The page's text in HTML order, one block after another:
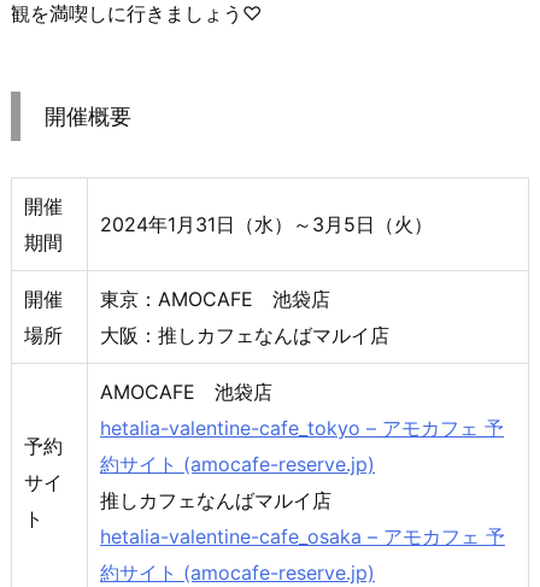
観を満喫しに行きましょう♡
開催概要
開催
期間
2024年1月31日（水）～3月5日（火）
開催
場所
東京：AMOCAFE 池袋店
大阪：推しカフェなんばマルイ店
予約
サイ
ト
AMOCAFE 池袋店
hetalia-valentine-cafe_tokyo – アモカフェ 予
約サイト (amocafe-reserve.jp)
推しカフェなんばマルイ店
hetalia-valentine-cafe_osaka – アモカフェ 予
約サイト (amocafe-reserve.jp)